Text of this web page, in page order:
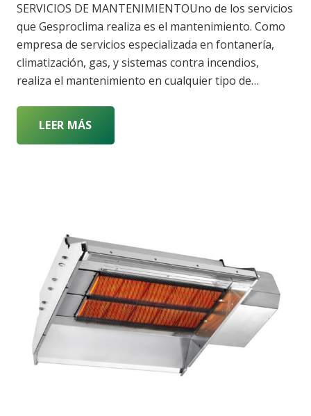
SERVICIOS DE MANTENIMIENTOUno de los servicios
que Gesproclima realiza es el mantenimiento. Como
empresa de servicios especializada en fontanería,
climatización, gas, y sistemas contra incendios,
realiza el mantenimiento en cualquier tipo de…
LEER MÁS